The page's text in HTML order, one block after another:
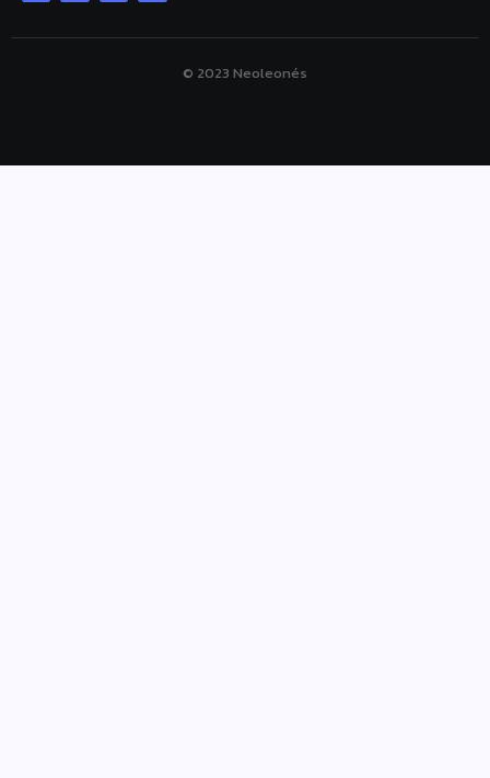
© 2023 Neoleonés